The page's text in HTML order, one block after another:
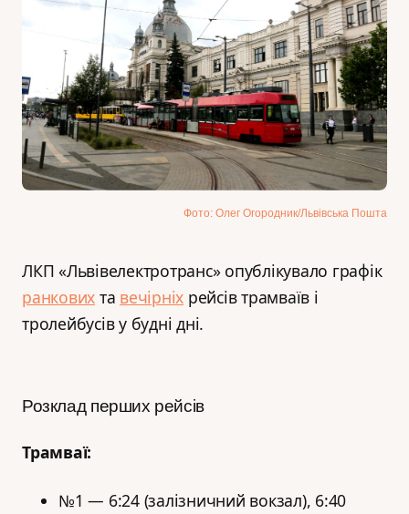
Фото: Олег Огородник/Львівська Пошта
ЛКП «Львівелектротранс» опублікувало графік
ранкових та вечірніх рейсів трамваїв і
тролейбусів у будні дні.
Розклад перших рейсів
Трамваї:
№1 — 6:24 (залізничний вокзал), 6:40